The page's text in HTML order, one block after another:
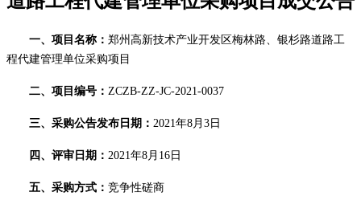
一、项目名称： 郑州高新技术产业开发区梅林路、银杉路道路工
程代建管理单位采购项目
二、项目编号： ZCZB-ZZ-JC-2021-0037
三、采购公告发布日期： 2021年8月3日
四、评审日期： 2021年8月16日
五、 采购方式： 竞争性磋商